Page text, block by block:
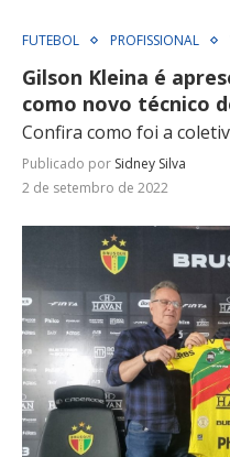
FUTEBOL PROFISSIONAL
Gilson Kleina é
como novo técnico
Confira como foi a
Publicado por Sidney Silva
2 de setembro de 2022